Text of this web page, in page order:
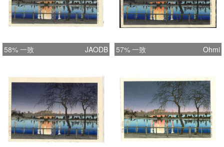
58% 一致 JAODB 57% 一致 Ohmi